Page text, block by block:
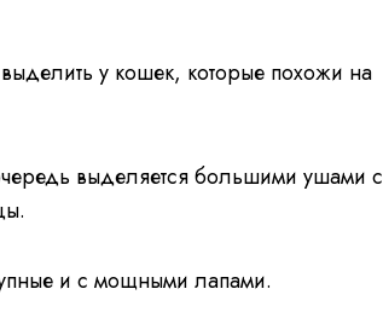
у кошек, которые похожи на
выделяется большими ушами с
и с мощными лапами.